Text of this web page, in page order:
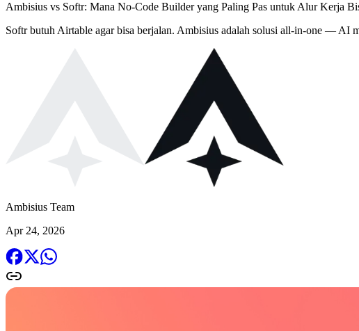
Ambisius vs Softr: Mana No-Code Builder yang Paling Pas untuk Alur Kerja
Softr butuh Airtable agar bisa berjalan. Ambisius adalah solusi all-in-one — AI
Ambisius Team
Apr 24, 2026